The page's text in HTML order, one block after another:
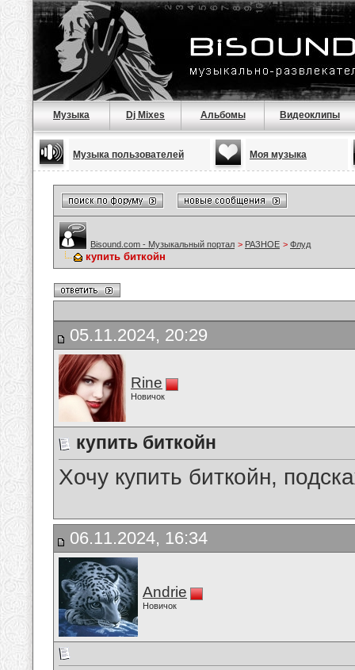
Музыка Dj Mixes Альбомы Видеоклипы
Музыка пользователей Моя музыка
Bisound.com - Музыкальный портал > РАЗНОЕ > Флуд
купить биткойн
05.11.2024, 20:29
Rine
Новичок
купить биткойн
Хочу купить биткойн,
06.11.2024, 16:34
Andrie
Новичок